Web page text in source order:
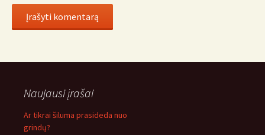
Naujausi įrašai
Ar tikrai šiluma prasideda nuo
grindų?